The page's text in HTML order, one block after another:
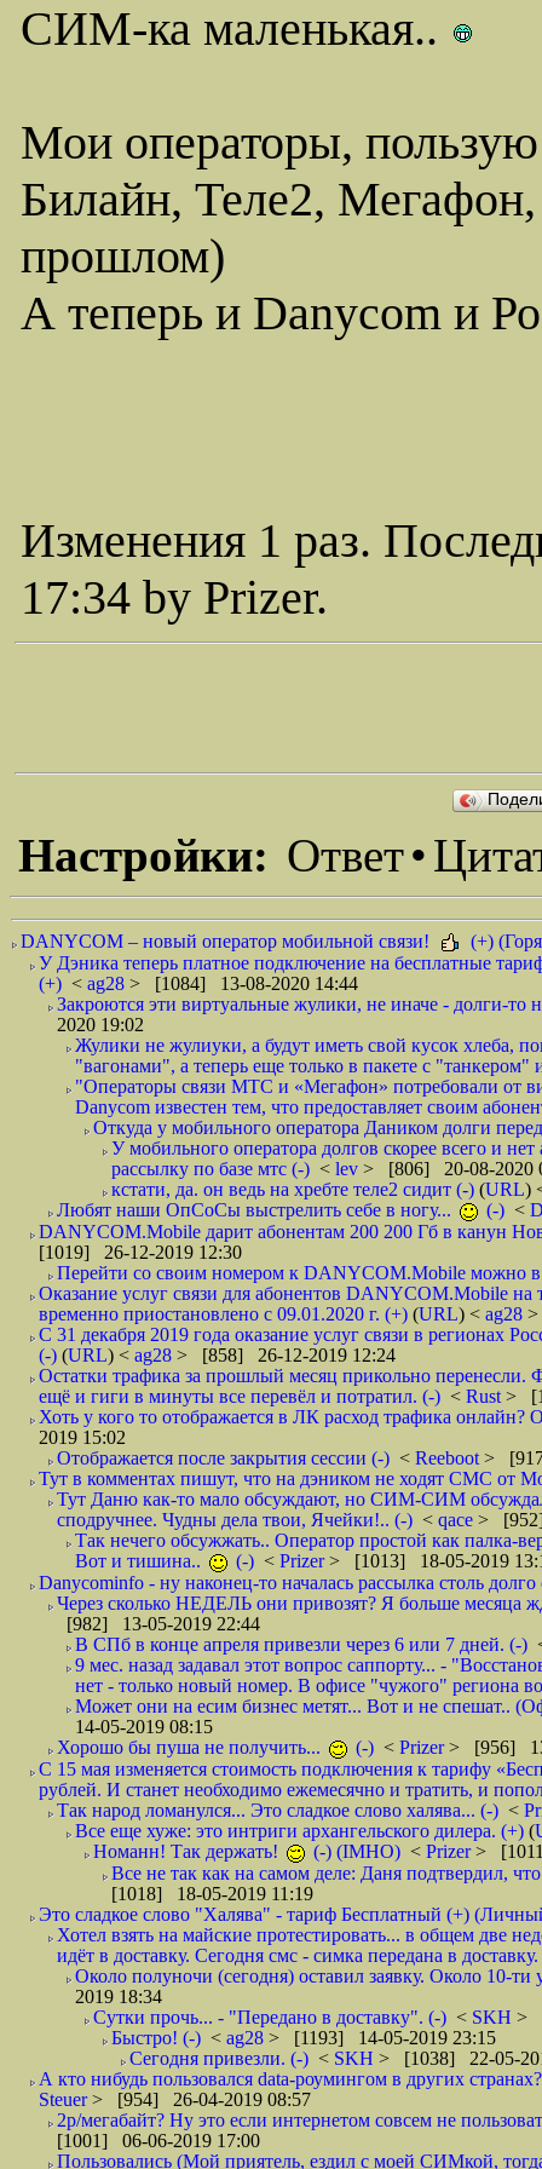
СИМ-ка маленькая..
Мои операторы,
Билайн, Теле2,
прошлом)
А теперь и Danycom и
Изменения 1 раз.
17:34 by Prizer.
Настройки: Ответ•
DANYCOM – новый оператор мобильной связи!
(+)
У Дэника теперь платное подключение на бесплатные
(+) < ag28 > [1084] 13-08-2020 14:44
Закроются эти виртуальные жулики, не иначе - долги-то
2020 19:02
Жулики не жулиуки, а будут иметь свой кусок хлеба,
"вагонами", а теперь еще только в пакете с
"Операторы связи МТС и «Мегафон» потребовали от
Danycom известен тем, что предоставляет своим
Откуда у мобильного оператора Даником долги
У мобильного оператора долгов скорее всего и
рассылку по базе мтс (-) < lev > [806] 20-08-2020
кстати, да. он ведь на хребте теле2 сидит (-) (URL)
Любят наши ОпСоСы выстрелить себе в ногу...
(-) <
DANYCOM.Mobile дарит абонентам 200 200 Гб в канун
[1019] 26-12-2019 12:30
Перейти со своим номером к DANYCOM.Mobile можно в
Оказание услуг связи для абонентов DANYCOM.Mobile
временно приостановлено с 09.01.2020 г. (+) (URL) < ag28 >
С 31 декабря 2019 года оказание услуг связи в регионах
(-) (URL) < ag28 > [858] 26-12-2019 12:24
Остатки трафика за прошлый месяц прикольно
ещё и гиги в минуты все перевёл и потратил. (-) < Rust >
Хоть у кого то отображается в ЛК расход трафика
2019 15:02
Отображается после закрытия сессии (-) < Reeboot >
Тут в комментах пишут, что на дэником не ходят СМС от
Тут Даню как-то мало обсуждают, но СИМ-СИМ
сподручнее. Чудны дела твои, Ячейки!.. (-) < qace > [952]
Так нечего обсужжать.. Оператор простой как палка-
Вот и тишина..
(-) < Prizer> [1013] 18-05-2019
Danycominfo - ну наконец-то началась рассылка столь
Через сколько НЕДЕЛЬ они привозят? Я больше месяца
[982] 13-05-2019 22:44
В СПб в конце апреля привезли через 6 или 7 дней. (-)
9 мес. назад задавал этот вопрос саппорту... -
нет - только новый номер. В офисе "чужого" региона
Может они на есим бизнес метят... Вот и не спешат..
14-05-2019 08:15
Хорошо бы пуша не получить...
(-) < Prizer> [956]
С 15 мая изменяется стоимость подключения к тарифу
рублей. И станет необходимо ежемесячно и тратить, и
Так народ ломанулся... Это сладкое слово халява... (-) <
Все еще хуже: это интриги архангельского дилера. (+) (
Номанн! Так держать!
(-) (IMHO) < Prizer>
Все не так как на самом деле: Даня подтвердил,
[1018] 18-05-2019 11:19
Это сладкое слово "Халява" - тариф Бесплатный (+)
Хотел взять на майские протестировать... в общем две
идёт в доставку. Сегодня смс - симка передана в
Около полуночи (сегодня) оставил заявку. Около 10-ти
2019 18:34
Сутки прочь... - "Передано в доставку". (-) < SKH >
Быстро! (-) < ag28 > [1193] 14-05-2019 23:15
Сегодня привезли. (-) < SKH > [1038] 22-05-
А кто нибудь пользовался data-роумингом в других
Steuer> [954] 26-04-2019 08:57
2р/мегабайт? Ну это если интернетом совсем не
[1001] 06-06-2019 17:00
Пользовались (Мой приятель, ездил с моей СИМкой,